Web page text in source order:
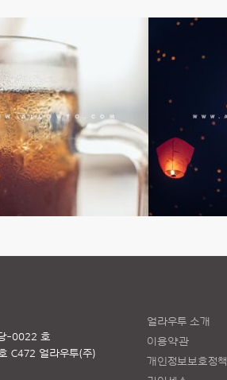
얼라우투 소개
이용약관
개인정보보호정책
-0022 호
C472 얼라우투(주)